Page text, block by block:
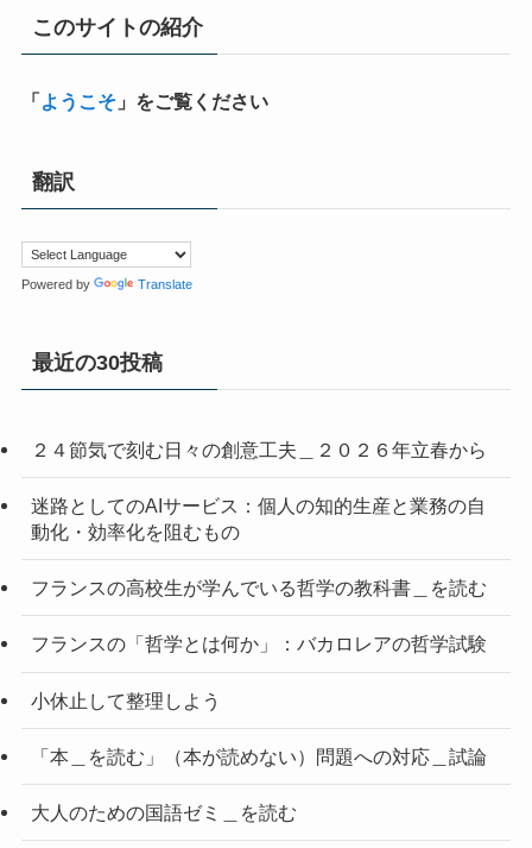
このサイトの紹介
「ようこそ」をご覧ください
翻訳
Powered by Translate
最近の30投稿
２４節気で刻む日々の創意工夫＿２０２６年立春から
迷路としてのAIサービス：個人の知的生産と業務の自
動化・効率化を阻むもの
フランスの高校生が学んでいる哲学の教科書＿を読む
フランスの「哲学とは何か」：バカロレアの哲学試験
小休止して整理しよう
「本＿を読む」（本が読めない）問題への対応＿試論
大人のための国語ゼミ＿を読む